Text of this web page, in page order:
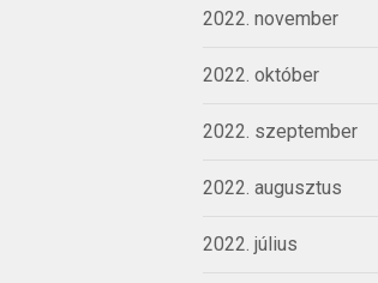
2022. november
2022. október
2022. szeptember
2022. augusztus
2022. július